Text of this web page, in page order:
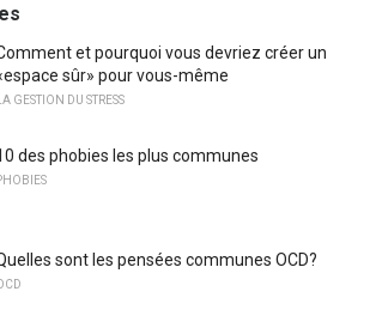
et pourquoi vous devriez créer un
sûr» pour vous-même
LA GESTION DU STRESS
des phobies les plus communes
sont les pensées communes OCD?